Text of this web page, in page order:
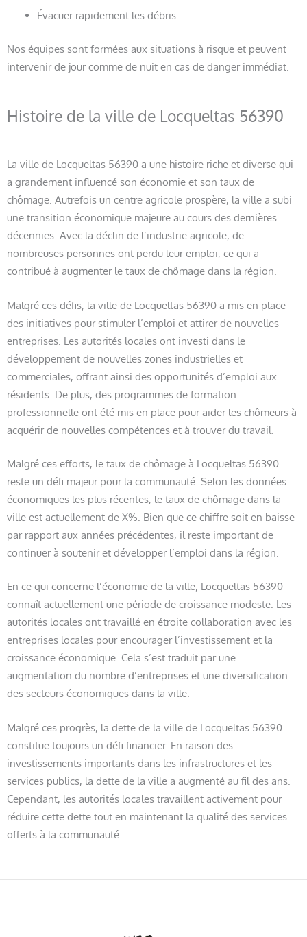
Évacuer rapidement les débris.
Nos équipes sont formées aux situations à risque et peuvent
intervenir de jour comme de nuit en cas de danger immédiat.
Histoire de la ville de Locqueltas 56390
La ville de Locqueltas 56390 a une histoire riche et diverse qui
a grandement influencé son économie et son taux de
chômage. Autrefois un centre agricole prospère, la ville a subi
une transition économique majeure au cours des dernières
décennies. Avec la déclin de l’industrie agricole, de
nombreuses personnes ont perdu leur emploi, ce qui a
contribué à augmenter le taux de chômage dans la région.
Malgré ces défis, la ville de Locqueltas 56390 a mis en place
des initiatives pour stimuler l’emploi et attirer de nouvelles
entreprises. Les autorités locales ont investi dans le
développement de nouvelles zones industrielles et
commerciales, offrant ainsi des opportunités d’emploi aux
résidents. De plus, des programmes de formation
professionnelle ont été mis en place pour aider les chômeurs à
acquérir de nouvelles compétences et à trouver du travail.
Malgré ces efforts, le taux de chômage à Locqueltas 56390
reste un défi majeur pour la communauté. Selon les données
économiques les plus récentes, le taux de chômage dans la
ville est actuellement de X%. Bien que ce chiffre soit en baisse
par rapport aux années précédentes, il reste important de
continuer à soutenir et développer l’emploi dans la région.
En ce qui concerne l’économie de la ville, Locqueltas 56390
connaît actuellement une période de croissance modeste. Les
autorités locales ont travaillé en étroite collaboration avec les
entreprises locales pour encourager l’investissement et la
croissance économique. Cela s’est traduit par une
augmentation du nombre d’entreprises et une diversification
des secteurs économiques dans la ville.
Malgré ces progrès, la dette de la ville de Locqueltas 56390
constitue toujours un défi financier. En raison des
investissements importants dans les infrastructures et les
services publics, la dette de la ville a augmenté au fil des ans.
Cependant, les autorités locales travaillent activement pour
réduire cette dette tout en maintenant la qualité des services
offerts à la communauté.